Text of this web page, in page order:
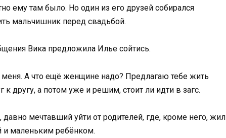
ему там было. Но один из его друзей собирался
мальчишник перед свадьбой.
Вика предложила Илье сойтись.
А что ещё женщине надо? Предлагаю тебе жить
другу, а потом уже и решим, стоит ли идти в загс.
мечтавший уйти от родителей, где, кроме него, жил
и маленьким ребёнком.